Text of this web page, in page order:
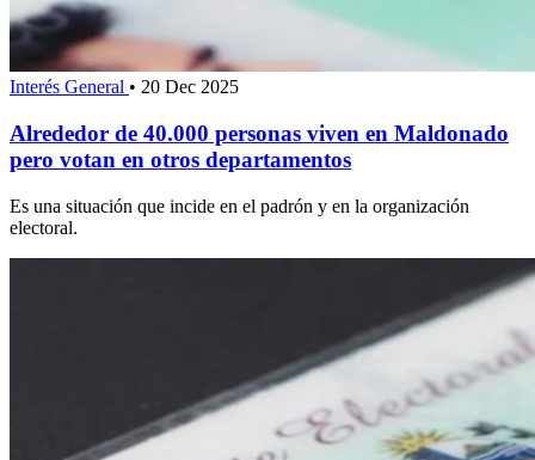
Interés General • 20 Dec 2025
Alrededor de 40.000 personas viven en Maldonado
pero votan en otros departamentos
Es una situación que incide en el padrón y en la organización
electoral.